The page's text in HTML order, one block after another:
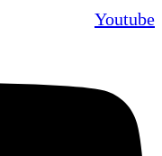
Youtube